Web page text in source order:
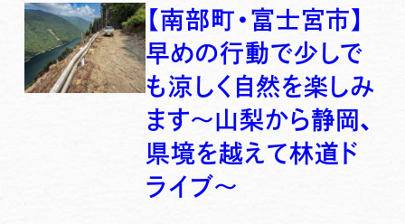
【南部町・富士宮市】
早めの行動で少しで
も涼しく自然を楽しみ
ます〜山梨から静岡、
県境を越えて林道ド
ライブ〜